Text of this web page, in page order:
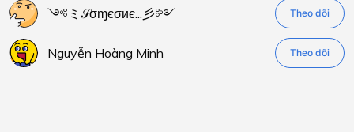
༺ミ𝒮σɱєσиє...彡༻ Theo dõi
Nguyễn Hoàng Minh Theo dõi